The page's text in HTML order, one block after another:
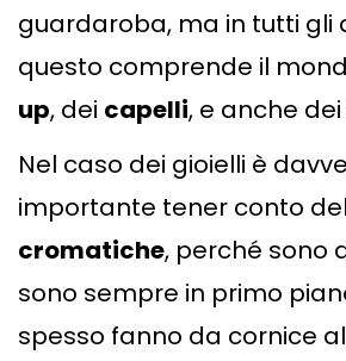
guardaroba, ma in tutti gli
questo comprende il
up, dei capelli, e anche dei
Nel caso dei gioielli è
importante tener conto
cromatiche, perché sono
sono sempre in primo
spesso fanno da cornice